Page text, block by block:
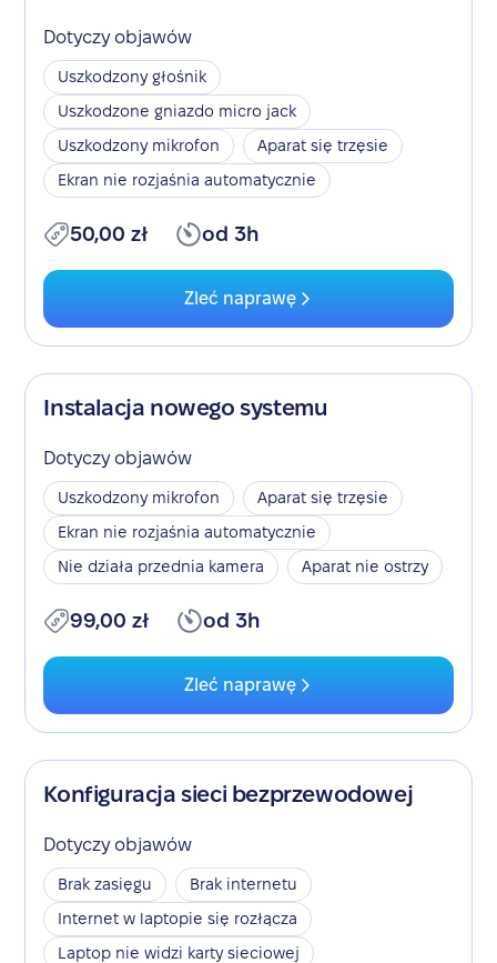
Dotyczy objawów
Uszkodzony głośnik
Uszkodzone gniazdo micro jack
Uszkodzony mikrofon
Aparat się trzęsie
Ekran nie rozjaśnia automatycznie
50,00 zł od 3h
Zleć naprawę
Instalacja nowego systemu
Dotyczy objawów
Uszkodzony mikrofon
Aparat się trzęsie
Ekran nie rozjaśnia automatycznie
Nie działa przednia kamera
Aparat nie ostrzy
99,00 zł od 3h
Zleć naprawę
Konfiguracja sieci bezprzewodowej
Dotyczy objawów
Brak zasięgu
Brak internetu
Internet w laptopie się rozłącza
Laptop nie widzi karty sieciowej